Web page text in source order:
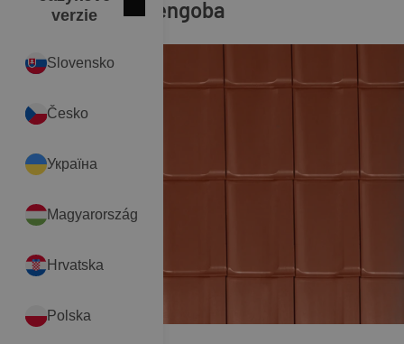
Medenočervená engoba
verzie
Zatvoriť
English
Slovensko
Česko
Україна
Magyarország
Hrvatska
Polska